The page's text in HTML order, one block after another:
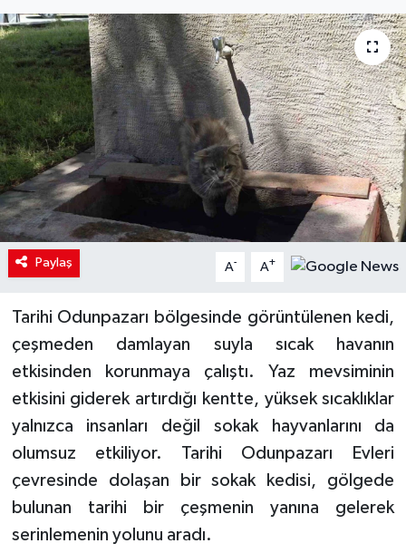
Paylaş A- A+
Tarihi Odunpazarı bölgesinde görüntülenen kedi,
çeşmeden damlayan suyla sıcak havanın
etkisinden korunmaya çalıştı. Yaz mevsiminin
etkisini giderek artırdığı kentte, yüksek sıcaklıklar
yalnızca insanları değil sokak hayvanlarını da
olumsuz etkiliyor. Tarihi Odunpazarı Evleri
çevresinde dolaşan bir sokak kedisi, gölgede
bulunan tarihi bir çeşmenin yanına gelerek
serinlemenin yolunu aradı.